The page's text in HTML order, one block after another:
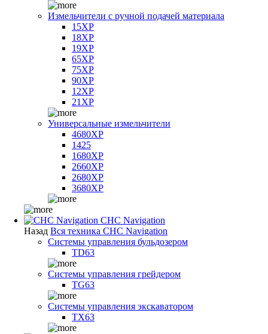
Измельчители с ручной подачей материала
15XP
18XP
19XP
65XP
75XP
90XP
12XP
21XP
Универсальные измельчители
4680XP
1425
1680XP
2660XP
2680XP
3680XP
CHC Navigation
Назад Вся техника CHC Navigation
Системы управления бульдозером
TD63
Системы управления грейдером
TG63
Системы управления экскаватором
TX63